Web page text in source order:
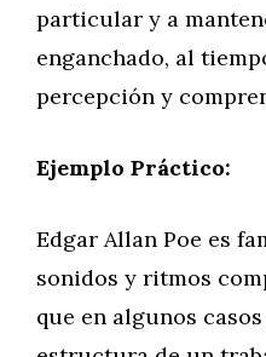
particular y a
enganchado, al
percepción y
Ejemplo Práctico:
Edgar Allan Poe es
sonidos y ritmos
que en algunos